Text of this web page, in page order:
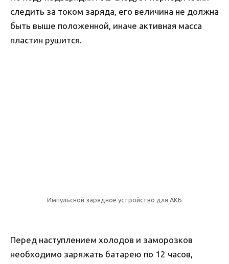
следить за током заряда, его величина не должна
быть выше положенной, иначе активная масса
пластин рушится.
Импульсной зарядное устройство для АКБ
Перед наступлением холодов и заморозков
необходимо заряжать батарею по 12 часов,